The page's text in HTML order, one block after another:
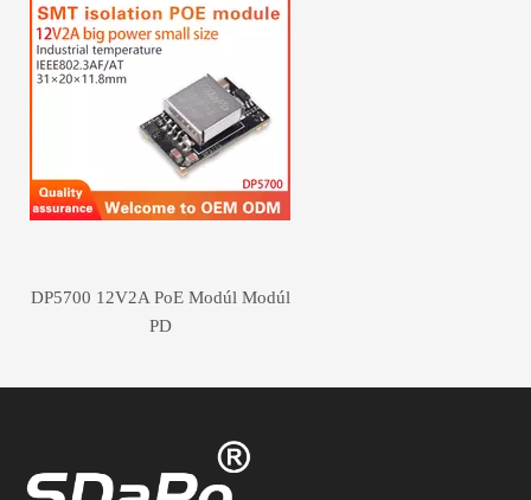
DP5700 12V2A PoE Modúl Modúl
PD